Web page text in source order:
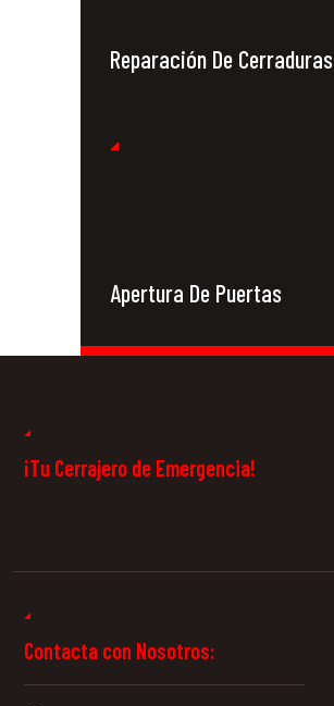
Reparación De Cerraduras
Apertura De Puertas
¡Tu Cerrajero de Emergencia!
Contacta con Nosotros: